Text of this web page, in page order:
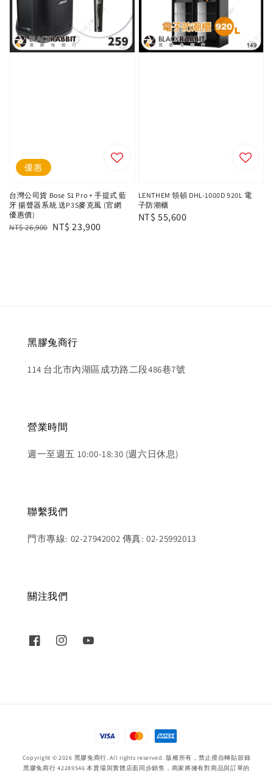
優惠
台灣公司貨 Bose S1 Pro + 手提式 藍
牙 揚聲器系統 送P3S麥克風 (官網
優惠價)
Regular
NT$ 26,900 Sale
NT$ 23,900
LENTHEM 領頓 DHL-1000D 920L 電
子防潮櫃
Regular
NT$ 55,600
黑膠兔商行
114 台北市內湖區成功路二段486巷7號
營業時間
週一至週五 10:00-18:30 (週六日休息)
聯繫我們
門市專線: 02-27942002 傳真: 02-25992013
關注我們
Copyright © 2026 黑膠兔商行. All rights reserved. 版權所有，禁止擅自轉貼節錄
黑膠兔商行 42289546 本賣場與實體店面同步銷售，商家將擁有對商品與訂單的